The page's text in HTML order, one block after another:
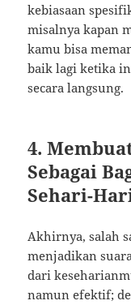
kebiasaan
misalnya kapan
kamu bisa
baik lagi ketika
secara langsung.
4.
Sebagai
Sehari-
Akhirnya, salah
menjadikan
dari
namun efektif;